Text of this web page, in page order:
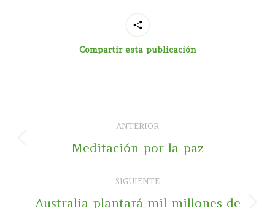
Compartir esta publicación
entre
ANTERIOR
Publicación
Meditación por la paz
SIGUIENTE
Australia plantará mil millones de